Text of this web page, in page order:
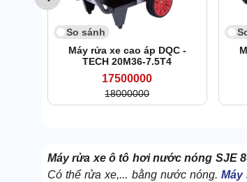
So sánh
Máy rửa xe cao áp DQC -
TECH 20M36-7.5T4
17500000
18000000
Máy rửa xe ô tô hơi nước nóng SJE
Có thể rửa xe,... bằng nước nóng. Máy